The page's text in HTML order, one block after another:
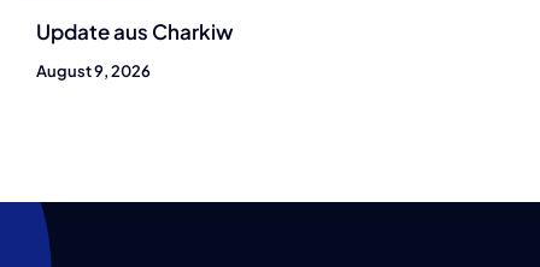
Update aus Charkiw
August 9, 2026